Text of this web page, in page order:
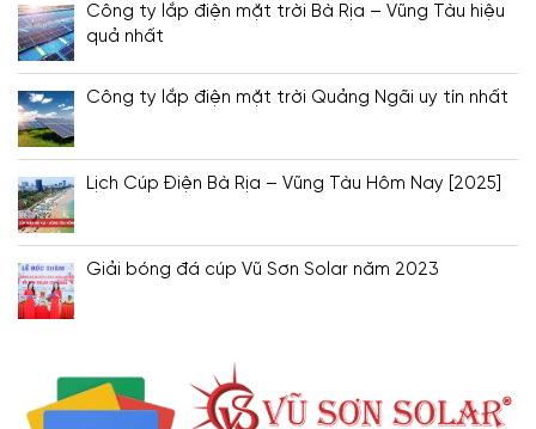
Công ty lắp điện mặt trời Bà Rịa – Vũng Tàu hiệu
quả nhất
Công ty lắp điện mặt trời Quảng Ngãi uy tín nhất
Lịch Cúp Điện Bà Rịa – Vũng Tàu Hôm Nay [2025]
Giải bóng đá cúp Vũ Sơn Solar năm 2023